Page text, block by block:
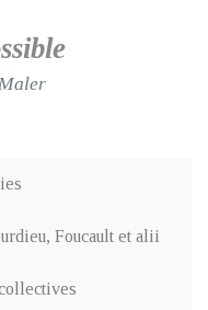
Foucault et alii